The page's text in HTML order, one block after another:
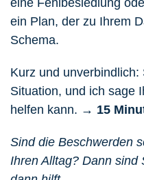
ein Plan, der zu Ihrem
Schema.
Kurz und
Situation, und ich sage
helfen kann. → 15
Sind die Beschwerden
Ihren Alltag? Dann sind